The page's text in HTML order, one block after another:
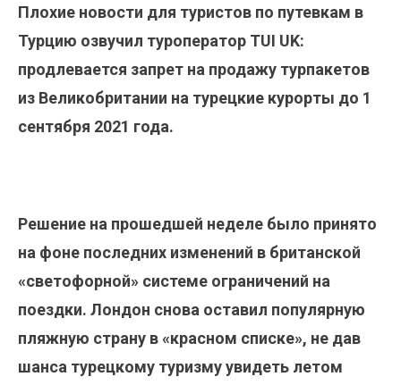
Плохие новости для туристов по путевкам в
Турцию озвучил туроператор TUI UK:
продлевается запрет на продажу турпакетов
из Великобритании на турецкие курорты до 1
сентября 2021 года.
Решение на прошедшей неделе было принято
на фоне последних изменений в британской
«светофорной» системе ограничений на
поездки. Лондон снова оставил популярную
пляжную страну в «красном списке», не дав
шанса турецкому туризму увидеть летом